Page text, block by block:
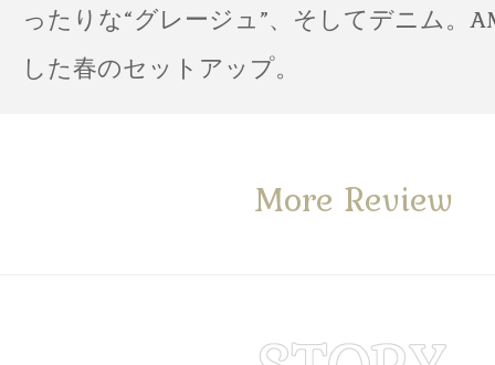
ったりな“グレージュ”、そしてデニム。
した春のセットアップ。
More Review